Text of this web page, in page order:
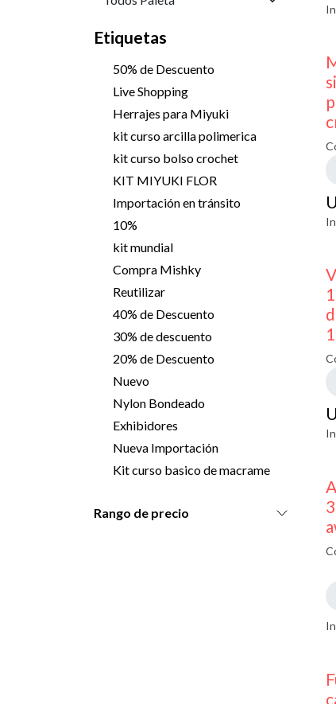
Etiquetas
50% de Descuento
Live Shopping
Herrajes para Miyuki
kit curso arcilla polimerica
kit curso bolso crochet
KIT MIYUKI FLOR
Importación en tránsito
10%
kit mundial
Compra Mishky
Reutilizar
40% de Descuento
30% de descuento
20% de Descuento
Nuevo
Nylon Bondeado
Exhibidores
Nueva Importación
Kit curso basico de macrame
Rango de precio